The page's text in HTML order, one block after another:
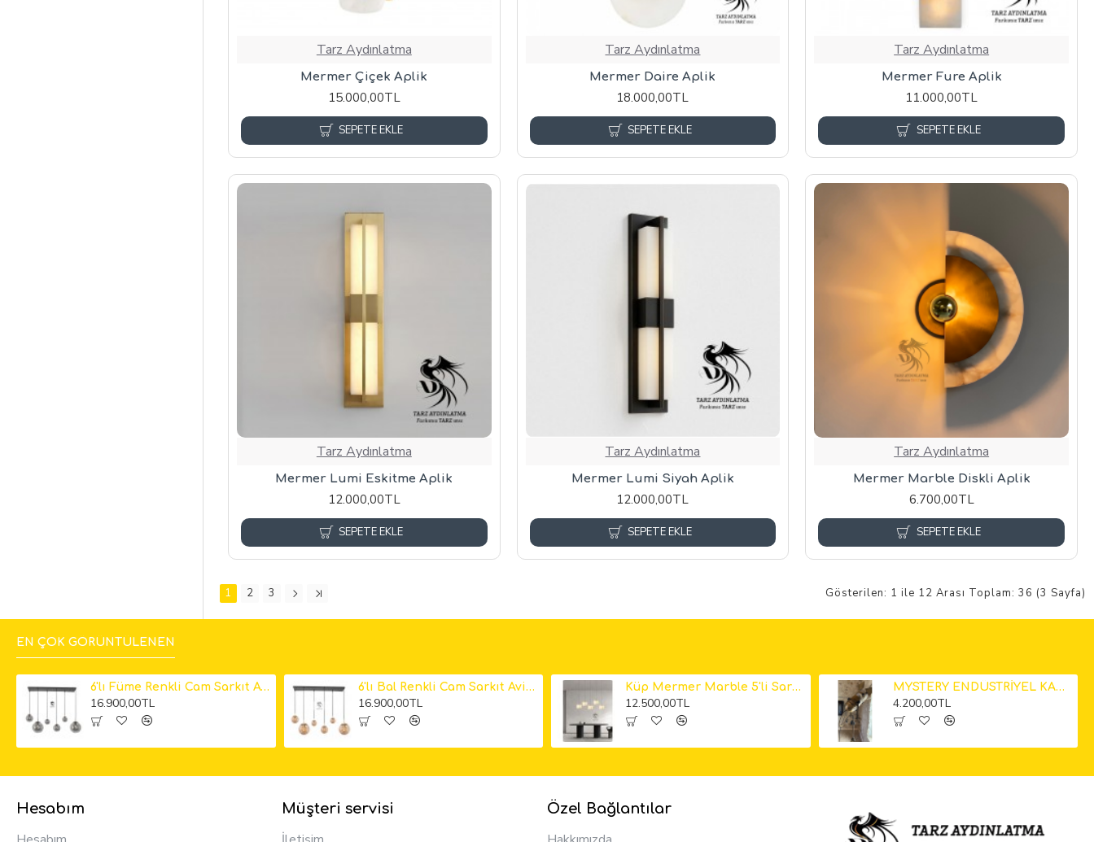
Tarz Aydınlatma
Mermer Çiçek Aplik
15.000,00TL
SEPETE EKLE
Tarz Aydınlatma
Mermer Daire Aplik
18.000,00TL
SEPETE EKLE
Tarz Aydınlatma
Mermer Fure Aplik
11.000,00TL
SEPETE EKLE
Tarz Aydınlatma
Mermer Lumi Eskitme Aplik
12.000,00TL
SEPETE EKLE
Tarz Aydınlatma
Mermer Lumi Siyah Aplik
12.000,00TL
SEPETE EKLE
Tarz Aydınlatma
Mermer Marble Diskli Aplik
6.700,00TL
SEPETE EKLE
1 2 3 Gösterilen: 1 ile 12 Arası Toplam: 36 (3 Sayfa)
EN ÇOK GÖRÜNTÜLENEN
6'lı Füme Renkli Cam Sarkıt Avize
16.900,00TL
6'lı Bal Renkli Cam Sarkıt Avize
16.900,00TL
Küp Mermer Marble 5'li Sarkıt Avize 12cm
12.500,00TL
MYSTERY ENDÜSTRİYEL KAMERA LAMBADER
4.200,00TL
Hesabım Müşteri servisi Özel Bağlantılar